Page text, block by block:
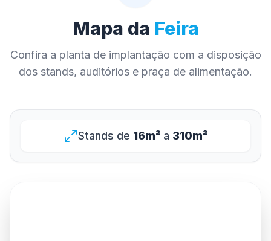
Mapa da Feira
Confira a planta de implantação com a disposição
dos stands, auditórios e praça de alimentação.
Stands de 16m² a 310m²